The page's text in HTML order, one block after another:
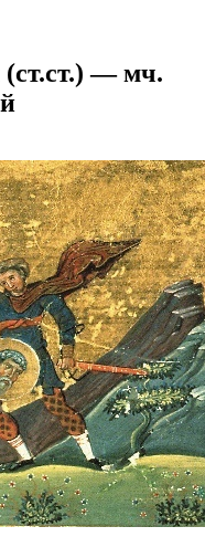
(ст.ст.) — мч.